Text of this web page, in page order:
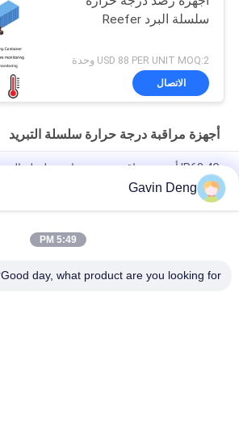
سلسلة البرد Reefer
USD 88 PER UNIT MOQ:2 وحدة
الاتصال
أجهزة مراقبة درجة حرارة سلسلة التبريد
IP68 4G أجهزة مراقبة درجة حرارة سلسلة التبريد اللاسلكية
CE
Gavin Deng
5:49 PM
Good day, what product are you looking for?